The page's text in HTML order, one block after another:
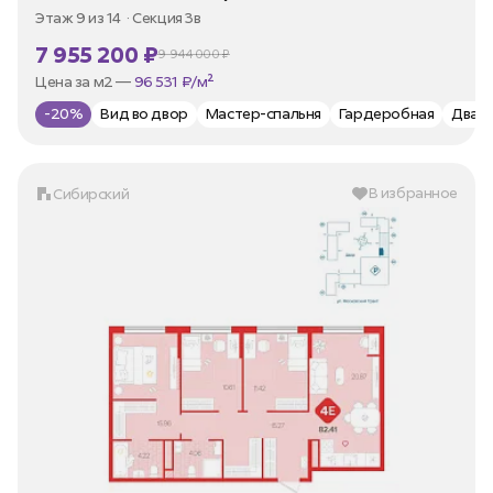
Этаж 9 из 14 Секция 3в
7 955 200 ₽9 944 000 ₽
В ипотеку —от 35 973 ₽/мес
Цена за м2 —96 531 ₽/м²
-20%
Вид во двор Мастер-спальня Гардеробная Два
Сибирский В избранное